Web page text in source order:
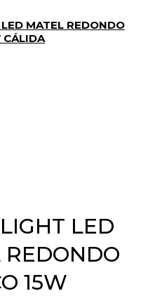
MATEL REDONDO
CÁLIDA
LED
REDONDO
15W